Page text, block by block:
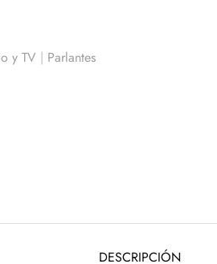
y TV | Parlantes
DESCRIPCIÓN